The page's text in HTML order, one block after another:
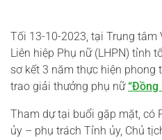
Tối 13-10-2023, tại Trung
Liên hiệp Phụ nữ (LHPN) tỉnh
sơ kết 3 năm thực hiện phong
trao giải thưởng phụ nữ“Đồng
Tham dự tại buổi gặp mặt, có
ủy – phụ trách Tỉnh ủy, Chủ